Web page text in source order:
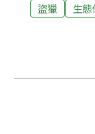
盜獵 生